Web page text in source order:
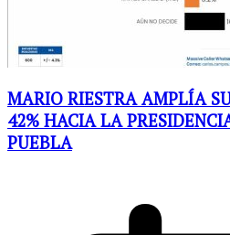
MARIO RIESTRA AMPLÍA
42% HACIA LA
PUEBLA